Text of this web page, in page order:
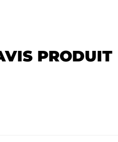
PRODUIT